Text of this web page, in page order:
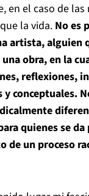
en el caso de
la vida.No es
artista, alguien
obra, en la
reflexiones,
conceptuales.
quienes se da
de un proceso